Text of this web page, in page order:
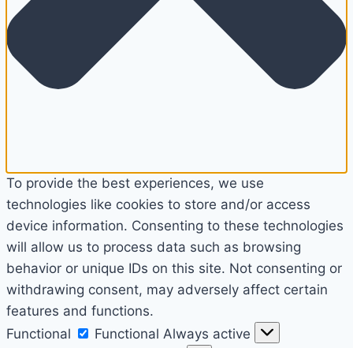
To provide the best experiences, we use
technologies like cookies to store and/or access
device information. Consenting to these technologies
will allow us to process data such as browsing
behavior or unique IDs on this site. Not consenting or
withdrawing consent, may adversely affect certain
features and functions.
Functional
Functional Always active